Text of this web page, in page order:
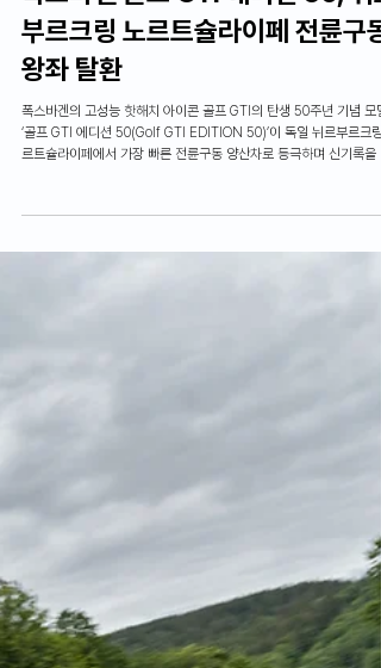
폭스바겐 골프 GTI 에디션 50, 뉘르
부르크링 노르트슐라이페 전륜구동
왕좌 탈환
폭스바겐의 고성능 핫해치 아이콘 골프 GTI의 탄생 50주년 기념 모
‘골프 GTI 에디션 50(Golf GTI EDITION 50)’이 독일 뉘르부르크링